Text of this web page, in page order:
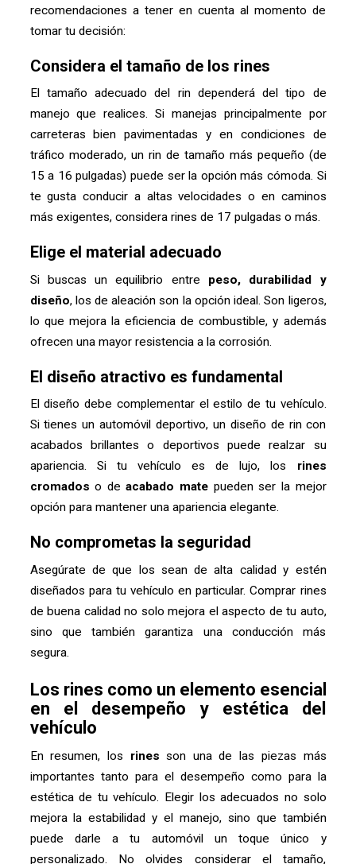
recomendaciones a tener en cuenta al momento de
tomar tu decisión:
Considera el tamaño de los rines
El tamaño adecuado del rin dependerá del tipo de
manejo que realices. Si manejas principalmente por
carreteras bien pavimentadas y en condiciones de
tráfico moderado, un rin de tamaño más pequeño (de
15 a 16 pulgadas) puede ser la opción más cómoda. Si
te gusta conducir a altas velocidades o en caminos
más exigentes, considera rines de 17 pulgadas o más.
Elige el material adecuado
Si buscas un equilibrio entre peso, durabilidad y
diseño, los de aleación son la opción ideal. Son ligeros,
lo que mejora la eficiencia de combustible, y además
ofrecen una mayor resistencia a la corrosión.
El diseño atractivo es fundamental
El diseño debe complementar el estilo de tu vehículo.
Si tienes un automóvil deportivo, un diseño de rin con
acabados brillantes o deportivos puede realzar su
apariencia. Si tu vehículo es de lujo, los rines
cromados o deacabado mate pueden ser la mejor
opción para mantener una apariencia elegante.
No comprometas la seguridad
Asegúrate de que los sean de alta calidad y estén
diseñados para tu vehículo en particular. Comprar rines
de buena calidad no solo mejora el aspecto de tu auto,
sino que también garantiza una conducción más
segura.
Los rines como un elemento esencial
en el desempeño y estética del
vehículo
En resumen, los rines son una de las piezas más
importantes tanto para el desempeño como para la
estética de tu vehículo. Elegir los adecuados no solo
mejora la estabilidad y el manejo, sino que también
puede darle a tu automóvil un toque único y
personalizado. No olvides considerar el tamaño,